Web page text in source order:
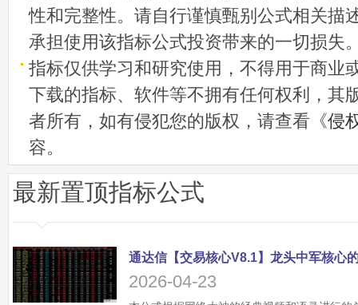
性和完整性。请自行谨慎甄别公式相关描
承担使用该指标公式投资带来的一切损失
指标仅供学习和研究使用，不得用于商业
下载的指标、软件等不拥有任何权利，其
者所有，如有侵犯您的版权，请查看《侵
容。
最新置顶指标公式
2026-04-23